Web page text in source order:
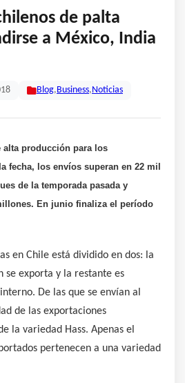
de palta
a México, India
Blog, Business, Noticias
alta producción para los
fecha, los envíos superan en 22 mil
de la temporada pasada y
En junio finaliza el período
en Chile está dividido en dos: la
se exporta y la restante es
De las que se envían al
de las exportaciones
la variedad Hass. Apenas el
pertenecen a una variedad